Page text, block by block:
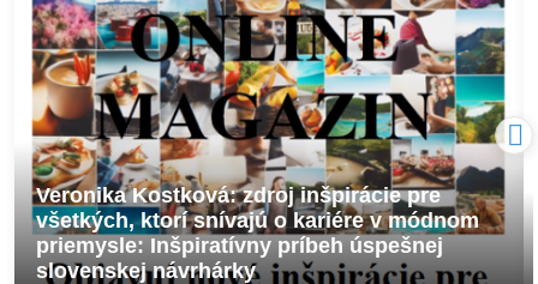
Veronika Kostková: zdroj inšpirácie pre
všetkých, ktorí snívajú o kariére v módnom
priemysle: Inšpiratívny príbeh úspešnej
slovenskej návrhárky